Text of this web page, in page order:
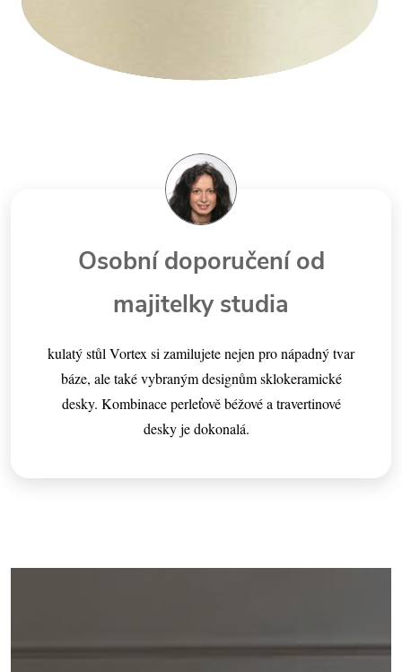
Osobní doporučení od
majitelky studia
kulatý stůl Vortex si zamilujete nejen pro nápadný tvar
báze, ale také vybraným designům sklokeramické
desky. Kombinace perleťově béžové a travertinové
desky je dokonalá.